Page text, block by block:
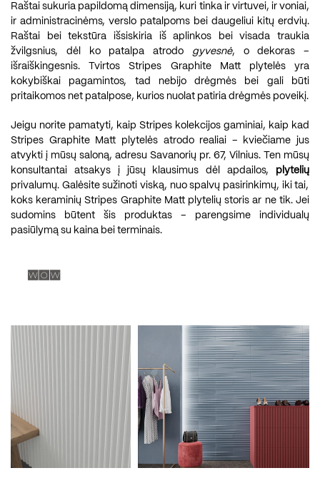
Raštai sukuria papildomą dimensiją, kuri tinka ir virtuvei, ir voniai,
ir administracinėms, verslo patalpoms bei daugeliui kitų erdvių.
Raštai bei tekstūra išsiskiria iš aplinkos bei visada traukia
žvilgsnius, dėl ko patalpa atrodo gyvesnė, o dekoras –
išraiškingesnis. Tvirtos Stripes Graphite Matt plytelės yra
kokybiškai pagamintos, tad nebijo drėgmės bei gali būti
pritaikomos net patalpose, kurios nuolat patiria drėgmės poveikį.
Jeigu norite pamatyti, kaip Stripes kolekcijos gaminiai, kaip kad
Stripes Graphite Matt plytelės atrodo realiai – kviečiame jus
atvykti į mūsų saloną, adresu Savanorių pr. 67, Vilnius. Ten mūsų
konsultantai atsakys į jūsų klausimus dėl apdailos, plytelių
privalumų. Galėsite sužinoti viską, nuo spalvų pasirinkimų, iki tai,
koks keraminių Stripes Graphite Matt plytelių storis ar ne tik. Jei
sudomins būtent šis produktas – parengsime individualų
pasiūlymą su kaina bei terminais.